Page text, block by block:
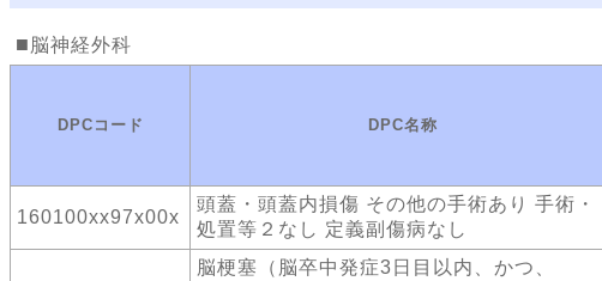
脳神経外科
DPCコード DPC名称
160100xx97x00x
頭蓋・頭蓋内損傷 その他の手術あり 手術・
処置等２なし 定義副傷病なし
脳梗塞（脳卒中発症3日目以内、かつ、